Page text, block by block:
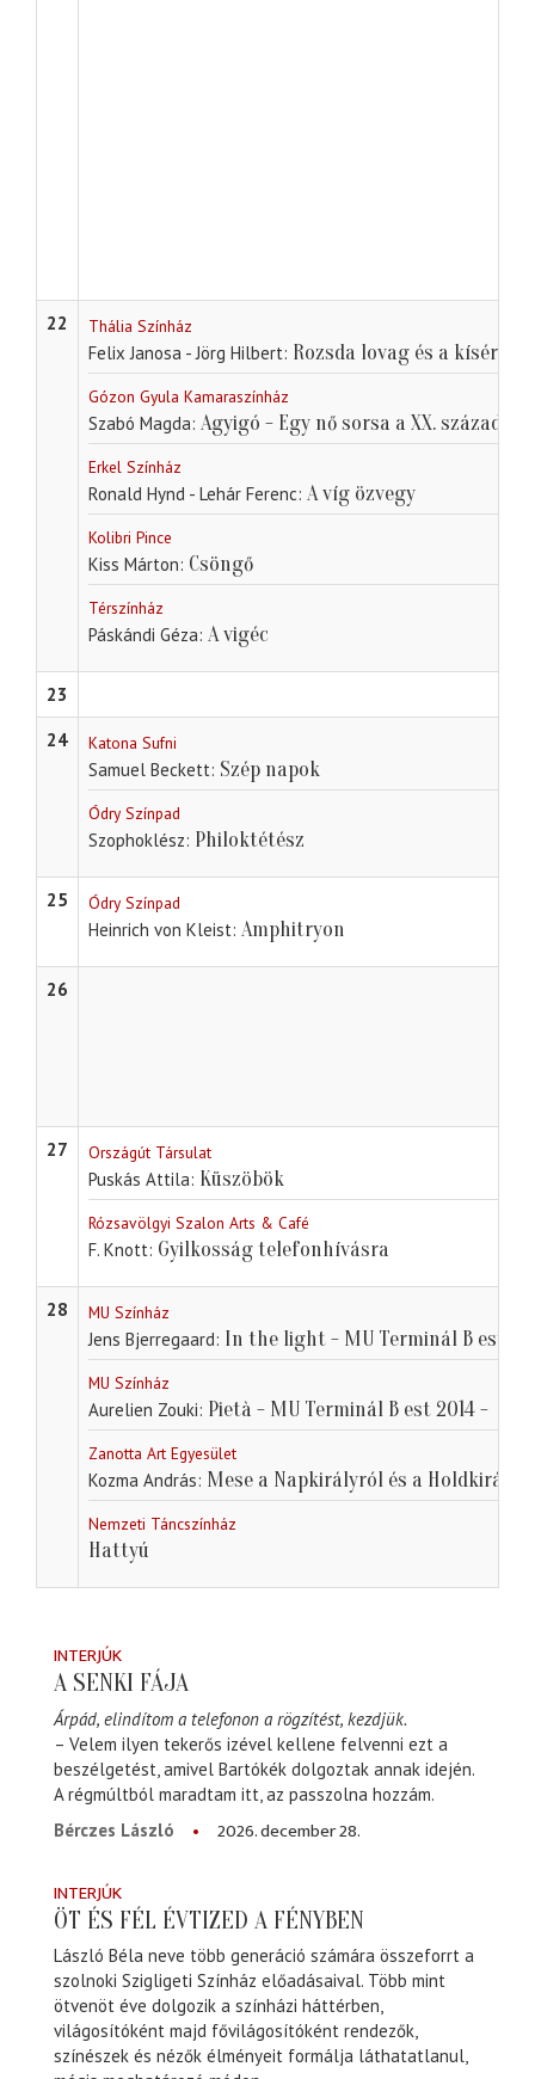
22 Thália Színház
Felix Janosa - Jörg Hilbert Rozsda lovag és a kísértet
Gózon Gyula Kamaraszínház
Szabó Magda Agyigó - Egy nő sorsa a XX.
Erkel Színház
Ronald Hynd - Lehár Ferenc A víg özvegy
Kolibri Pince
Kiss Márton Csöngő
Térszínház
Páskándi Géza A vigéc
23
24
Katona Sufni
Samuel Beckett Szép napok
Ódry Színpad
Szophoklész Philoktétész
25 Ódry Színpad
Heinrich von Kleist Amphitryon
26
27 Országút Társulat
Puskás Attila Küszöbök
Rózsavölgyi Szalon Arts & Café
F. Knott Gyilkosság telefonhívásra
28 MU Színház
Jens Bjerregaard In the light - MU Terminál B est
MU Színház
Aurelien Zouki Pietà - MU Terminál B est 2014 -
Zanotta Art Egyesület
Kozma András Mese a Napkirályról és a
Nemzeti Táncszínház
Hattyú
INTERJÚK
A SENKI FÁJA
Árpád, elindítom a telefonon a rögzítést, kezdjük.
– Velem ilyen tekerős izével kellene felvenni ezt a
beszélgetést, amivel Bartókék dolgoztak annak idején.
A régmúltból maradtam itt, az passzolna hozzám.
Bérczes László
2026. december 28.
INTERJÚK
ÖT ÉS FÉL ÉVTIZED A FÉNYBEN
László Béla neve több generáció számára összeforrt a
szolnoki Szigligeti Színház előadásaival. Több mint
ötvenöt éve dolgozik a színházi háttérben,
világosítóként majd fővilágosítóként rendezők,
színészek és nézők élményeit formálja láthatatlanul,